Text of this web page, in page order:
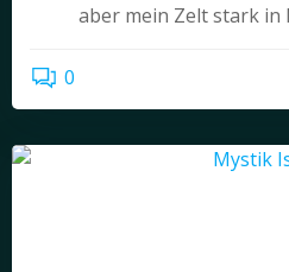
aber mein Zelt stark
0